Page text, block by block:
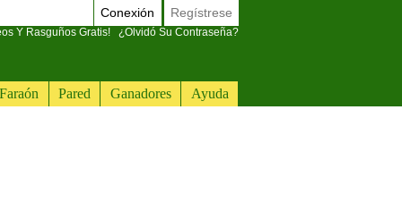
Faraón Pared Ganadores Ayuda
Conexión Regístrese
Y Rasguños Gratis! ¿Olvidó Su Contraseña?